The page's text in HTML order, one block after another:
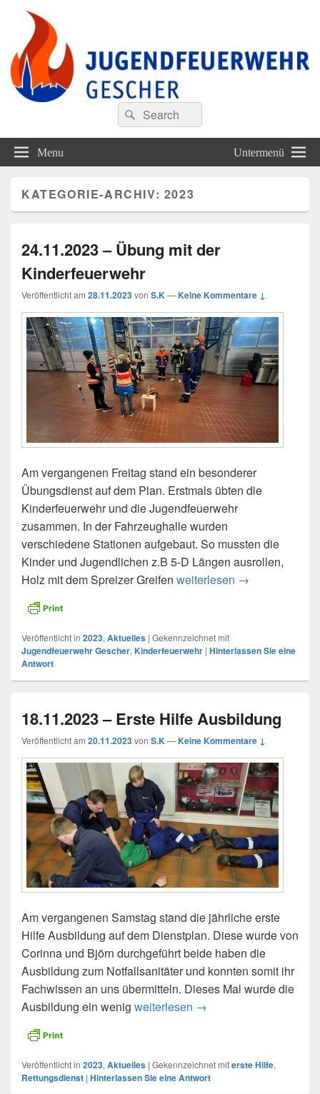
Jugendfeuerwehr Gescher
Finde Deine Stärken – Mit UnsSearch
for:
Suche
Menu Untermenü
KATEGORIE-ARCHIV: 2023
24.11.2023 – Übung mit der
Kinderfeuerwehr
Veröffentlicht am 28.11.2023von S.K—Keine Kommentare ↓
Am vergangenen Freitag stand ein besonderer
Übungsdienst auf dem Plan. Erstmals übten die
Kinderfeuerwehr und die Jugendfeuerwehr
zusammen. In der Fahrzeughalle wurden
verschiedene Stationen aufgebaut. So mussten die
Kinder und Jugendlichen z.B 5-D Längen ausrollen,
Holz mit dem Spreizer Greifen weiterlesen 24.11.2023 –
→
Veröffentlicht in 2023, Aktuelles | Gekennzeichnet mit
Jugendfeuerwehr Gescher, Kinderfeuerwehr | Hinterlassen Sie eine
Antwort
18.11.2023 – Erste Hilfe Ausbildung
Veröffentlicht am 20.11.2023von S.K—Keine Kommentare ↓
Am vergangenen Samstag stand die jährliche erste
Hilfe Ausbildung auf dem Dienstplan. Diese wurde von
Corinna und Björn durchgeführt beide haben die
Ausbildung zum Notfallsanitäter und konnten somit ihr
Fachwissen an uns übermitteln. Dieses Mal wurde die
Ausbildung ein wenig weiterlesen 18.11.2023 – Erste
→
Veröffentlicht in 2023, Aktuelles | Gekennzeichnet miterste Hilfe,
Rettungsdienst | Hinterlassen Sie eine Antwort